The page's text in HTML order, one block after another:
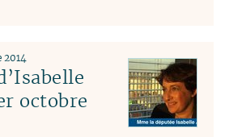
octobre
2014